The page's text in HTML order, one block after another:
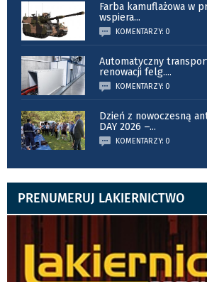
Farba kamuflażowa w
wspiera...
KOMENTARZY: 0
Automatyczny
renowacji felg....
KOMENTARZY: 0
Dzień z nowoczesną
DAY 2026 –...
KOMENTARZY: 0
PRENUMERUJ LAKIERNICTWO